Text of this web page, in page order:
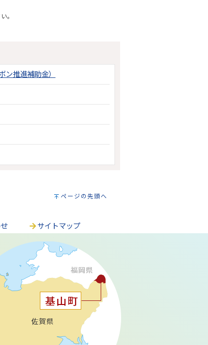
。
推進補助金）
ページの先頭へ
サイトマップ